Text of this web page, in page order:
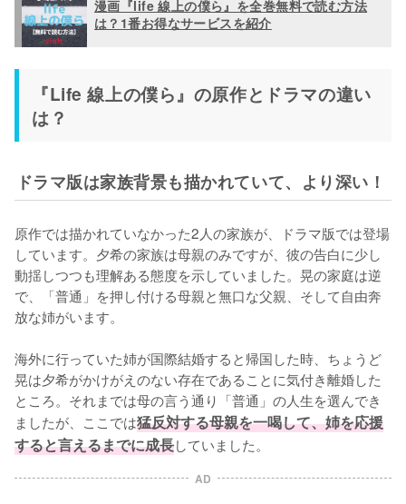
漫画『life 線上の僕ら』を全巻無料で読む方法
は？1番お得なサービスを紹介
『Life 線上の僕ら』の原作とドラマの違い
は？
ドラマ版は家族背景も描かれていて、より深い！
原作では描かれていなかった2人の家族が、ドラマ版では登場
しています。夕希の家族は母親のみですが、彼の告白に少し
動揺しつつも理解ある態度を示していました。晃の家庭は逆
で、「普通」を押し付ける母親と無口な父親、そして自由奔
放な姉がいます。
海外に行っていた姉が国際結婚すると帰国した時、ちょうど
晃は夕希がかけがえのない存在であることに気付き離婚した
ところ。それまでは母の言う通り「普通」の人生を選んでき
ましたが、ここでは猛反対する母親を一喝して、姉を応援
すると言えるまでに成長していました。
AD